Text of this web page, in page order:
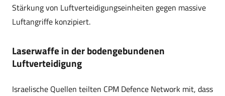
Stärkung von Luftverteidigungseinheiten gegen massive
Luftangriffe konzipiert.
Laserwaffe in der bodengebundenen
Luftverteidigung
Israelische Quellen teilten CPM Defence Network mit, dass